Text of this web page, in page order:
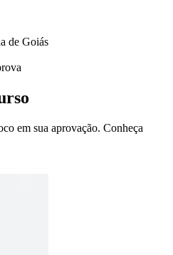
de Goiás
em sua aprovação. Conheça